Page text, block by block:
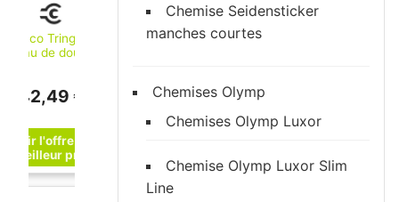
Keuco Tringle à
rideau de douche
42,49 €
Chemise Seidensticker
manches courtes
Chemises Olymp
Chemises Olymp Luxor
Chemise Olymp Luxor Slim
Line